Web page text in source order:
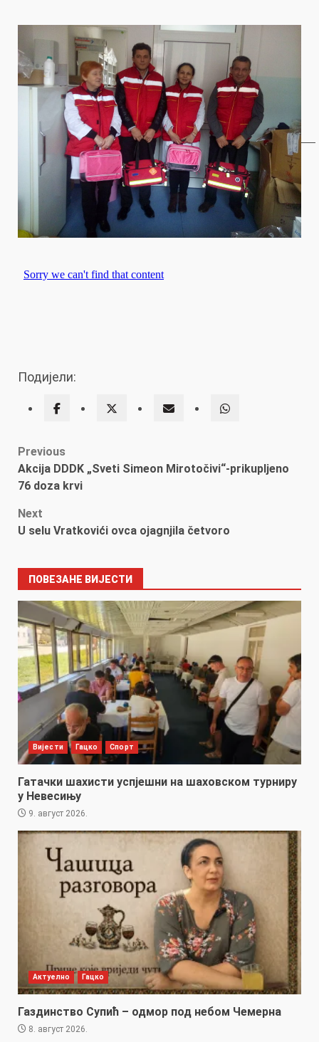
Подијели:
Post
navigation
Previous
Akcija DDDK „Sveti Simeon Mirotočivi“-prikupljeno
76 doza krvi
Next
U selu Vratkovići ovca ojagnjila četvoro
ПОВЕЗАНЕ ВИЈЕСТИ
Вијести Гацко Спорт
Гатачки шахисти успјешни на шаховском турниру
у Невесињу
9. август 2026.
Актуелно Гацко
Газдинство Супић – одмор под небом Чемерна
8. август 2026.